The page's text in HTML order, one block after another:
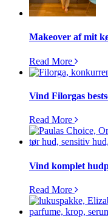
Makeover af mit
Read More
Vind Filorgas
Read More
Vind komplet
Read More